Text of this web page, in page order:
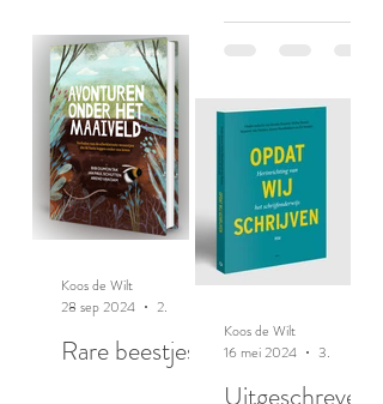
Rare beestjes
Koos de Wilt
28 sep 2024
2 minuten om te lezen
Uitgeschreven
Koos de Wilt
16 mei 2024
3 minuten om te lezen